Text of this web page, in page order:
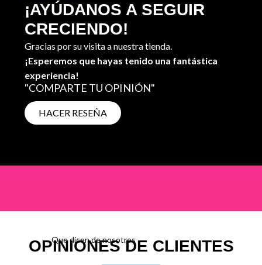
¡AYÚDANOS A SEGUIR
CRECIENDO!
Gracias por su visita a nuestra tienda.
¡Esperemos que hayas tenido una fantástica
experiencia!
"COMPARTE TU OPINIÓN"
HACER RESEÑA
Que dicen de nosotros
OPINIONES DE CLIENTES